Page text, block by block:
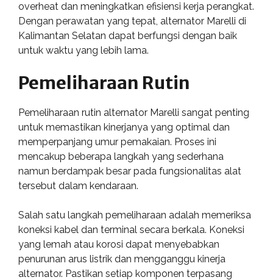
overheat dan meningkatkan efisiensi kerja perangkat.
Dengan perawatan yang tepat, alternator Marelli di
Kalimantan Selatan dapat berfungsi dengan baik
untuk waktu yang lebih lama.
Pemeliharaan Rutin
Pemeliharaan rutin alternator Marelli sangat penting
untuk memastikan kinerjanya yang optimal dan
memperpanjang umur pemakaian. Proses ini
mencakup beberapa langkah yang sederhana
namun berdampak besar pada fungsionalitas alat
tersebut dalam kendaraan.
Salah satu langkah pemeliharaan adalah memeriksa
koneksi kabel dan terminal secara berkala. Koneksi
yang lemah atau korosi dapat menyebabkan
penurunan arus listrik dan mengganggu kinerja
alternator. Pastikan setiap komponen terpasang